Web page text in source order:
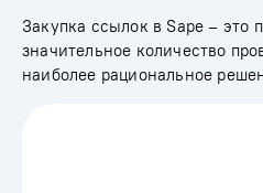
Закупка ссылок в Sape – это
значительное количество
наиболее рациональное